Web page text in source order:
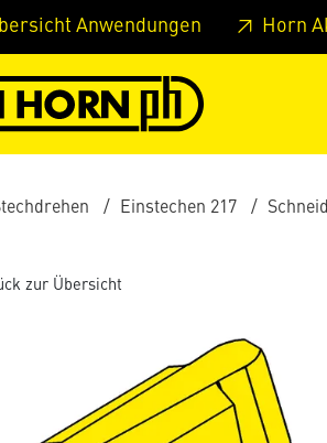
Springe zum Header Springe
Anwendungen Horn
Einstechen 217
zur Übersicht